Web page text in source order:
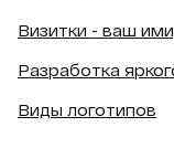
Визитки - ваш
Разработка
Виды логотипов